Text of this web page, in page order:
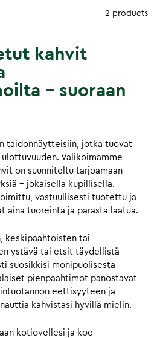
2 products
kahvit
– suoraan
taidonnäytteisiin, jotka tuovat
Valikoimamme
on suunniteltu tarjoamaan
– jokaisella kupillisella.
vastuullisesti tuotettu ja
aina tuoreinta ja parasta laatua.
keskipaahtoisten tai
ystävä tai etsit täydellistä
suosikkisi monipuolisesta
pienpaahtimot panostavat
eettisyyteen ja
kahvistasi hyvillä mielin.
kotiovellesi ja koe